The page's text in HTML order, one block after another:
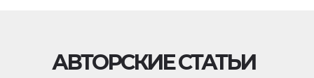
АВТОРСКИЕ СТАТЬИ